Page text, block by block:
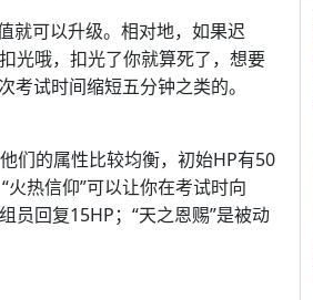
就可以升级。相对地，如果迟
光哦，扣光了你就算死了，想要
试时间缩短五分钟之类的。
们的属性比较均衡，初始HP有50
火热信仰”可以让你在考试时向
员回复15HP；“天之恩赐”是被动